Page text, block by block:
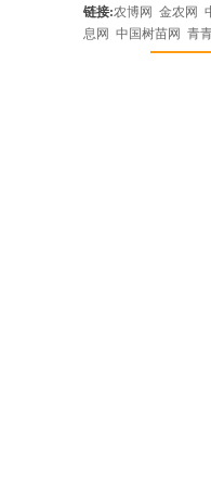
链接:农博网 金农网
息网 中国树苗网 青